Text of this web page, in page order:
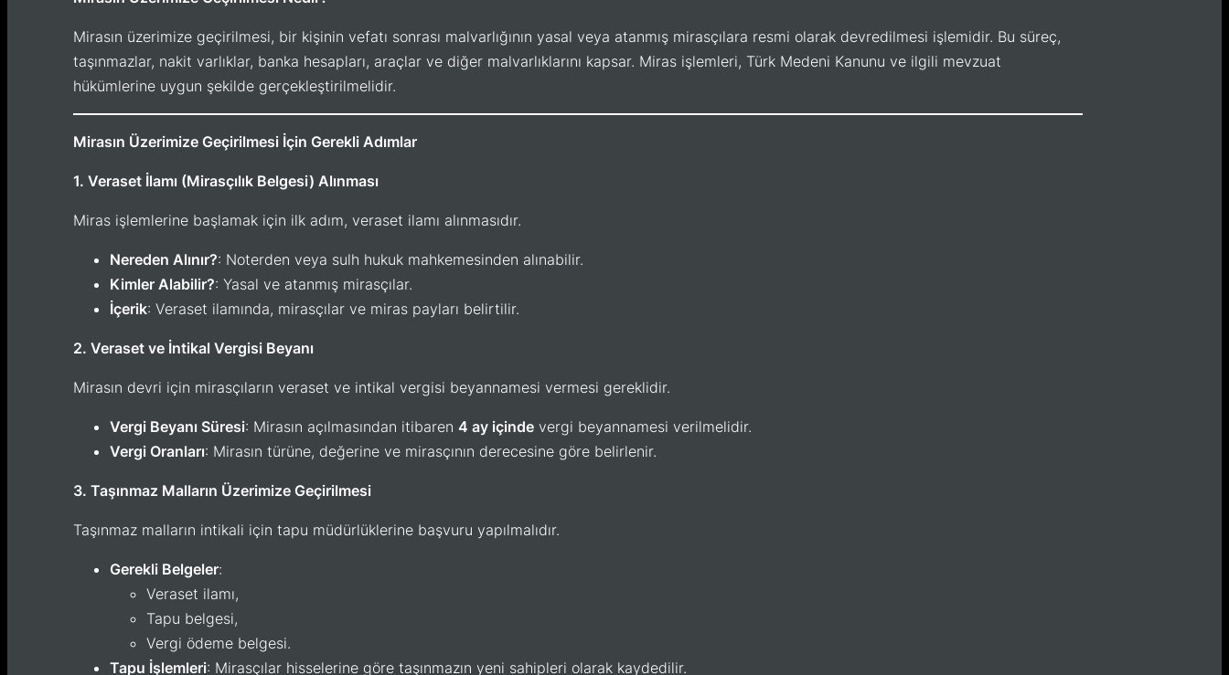
Mirasın üzerimize geçirilmesi, bir kişinin vefatı sonrası malvarlığının yasal veya atanmış mirasçılara resmi olarak devredilmesi işlemidir. Bu süreç,
taşınmazlar, nakit varlıklar, banka hesapları, araçlar ve diğer malvarlıklarını kapsar. Miras işlemleri, Türk Medeni Kanunu ve ilgili mevzuat
hükümlerine uygun şekilde gerçekleştirilmelidir.
Mirasın Üzerimize Geçirilmesi İçin Gerekli Adımlar
1. Veraset İlamı (Mirasçılık Belgesi) Alınması
Miras işlemlerine başlamak için ilk adım, veraset ilamı alınmasıdır.
Nereden Alınır?: Noterden veya sulh hukuk mahkemesinden alınabilir.
Kimler Alabilir?: Yasal ve atanmış mirasçılar.
İçerik: Veraset ilamında, mirasçılar ve miras payları belirtilir.
2. Veraset ve İntikal Vergisi Beyanı
Mirasın devri için mirasçıların veraset ve intikal vergisi beyannamesi vermesi gereklidir.
Vergi Beyanı Süresi: Mirasın açılmasından itibaren 4 ay içinde vergi beyannamesi verilmelidir.
Vergi Oranları: Mirasın türüne, değerine ve mirasçının derecesine göre belirlenir.
3. Taşınmaz Malların Üzerimize Geçirilmesi
Taşınmaz malların intikali için tapu müdürlüklerine başvuru yapılmalıdır.
Gerekli Belgeler:
Veraset ilamı,
Tapu belgesi,
Vergi ödeme belgesi.
Tapu İşlemleri: Mirasçılar hisselerine göre taşınmazın yeni sahipleri olarak kaydedilir.